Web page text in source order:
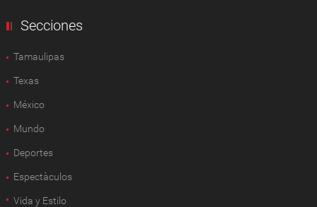
Secciones
Tamaulipas
Texas
México
Mundo
Deportes
Espectàculos
Vida y Estilo